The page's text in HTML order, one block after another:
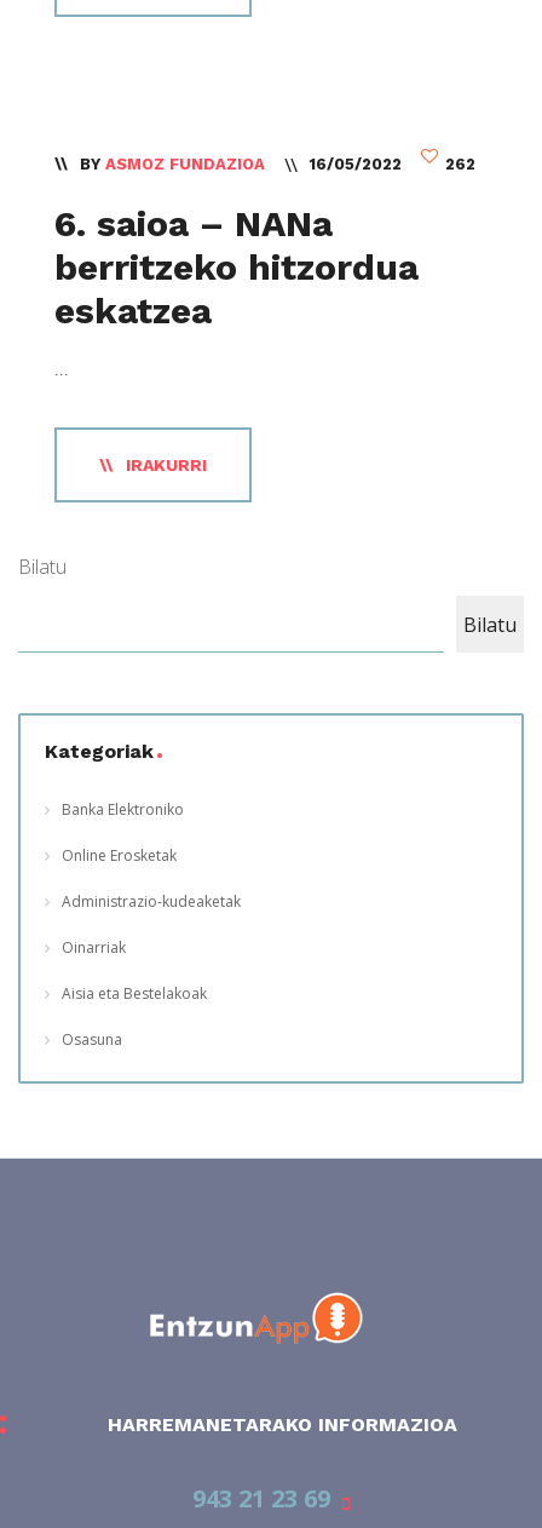
BY ASMOZ FUNDAZIOA 16/05/2022 262
6. saioa – NANa
berritzeko hitzordua
eskatzea
...
IRAKURRI
Bilatu
Bilatu
Kategoriak
Banka Elektroniko
Online Erosketak
Administrazio-kudeaketak
Oinarriak
Aisia eta Bestelakoak
Osasuna
HARREMANETARAKO INFORMAZIOA
943 21 23 69